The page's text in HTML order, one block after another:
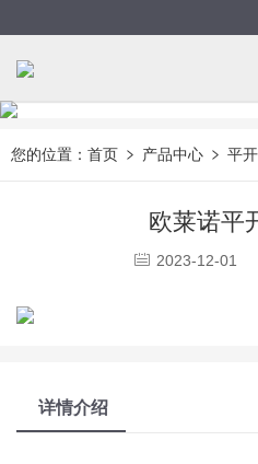
您的位置： 首页 产品中心 平
欧莱诺平
2023-12-01
详情介绍